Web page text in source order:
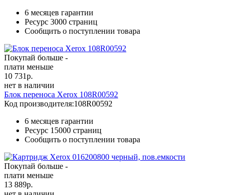
6 месяцев гарантии
Ресурс 3000 страниц
Сообщить о поступлении товара
Покупай больше -
плати меньше
10 731р.
нет в наличии
Блок переноса Xerox 108R00592
Код производителя:108R00592
6 месяцев гарантии
Ресурс 15000 страниц
Сообщить о поступлении товара
Покупай больше -
плати меньше
13 889р.